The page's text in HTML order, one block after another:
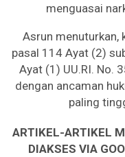
menguasai
Asrun menuturkan,
pasal 114 Ayat (2)
Ayat (1) UU.RI. No.
dengan ancaman
paling
ARTIKEL-ARTIKEL
DIAKSES VIA